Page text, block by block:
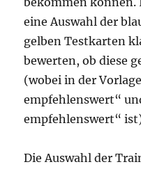
eine Auswahl der
gelben Testkarten
bewerten, ob diese
(wobei in der
empfehlenswert“
empfehlenswert“
Die Auswahl der